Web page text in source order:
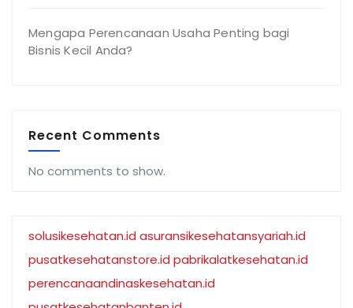
Mengapa Perencanaan Usaha Penting bagi
Bisnis Kecil Anda?
Recent Comments
No comments to show.
solusikesehatan.id asuransikesehatansyariah.id
pusatkesehatanstore.id pabrikalatkesehatan.id
perencanaandinaskesehatan.id